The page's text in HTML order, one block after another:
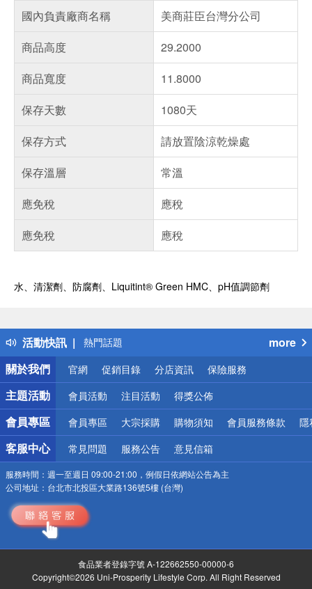
國內負責廠商名稱
美商莊臣台灣分公司
商品高度
29.2000
商品寬度
11.8000
保存天數
1080天
保存方式
請放置陰涼乾燥處
保存溫層
常溫
應免稅
應稅
應免稅
應稅
水、清潔劑、防腐劑、Liquitint® Green HMC、pH值調節劑
活動快訊
得獎公告
熱門話題
銀行優惠
偏遠地區配送
詐騙網頁！請小心！
more
關於我們
官網 促銷目錄 分店資訊 保險服務
主題活動 會員活動 注目活動 得獎公佈
會員專區 會員專區 大宗採購 購物須知 會員服務條款 隱
客服中心 常見問題 服務公告 意見信箱
服務時間： 週一至週日 09:00-21:00，例假日依網站公告為主
公司地址： 台北市北投區大業路136號5樓 (台灣)
食品業者登錄字號 A-122662550-00000-6
Copyright©2026 Uni-Prosperity Lifestyle Corp. All Right Reserved